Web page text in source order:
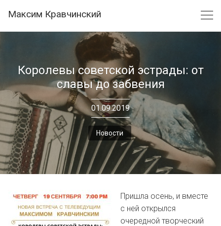
content
Максим Кравчинский
Королевы советской эстрады: от
славы до забвения
01.09.2019
Новости
Пришла осень, и вместе
с ней открылся
очередной творческий